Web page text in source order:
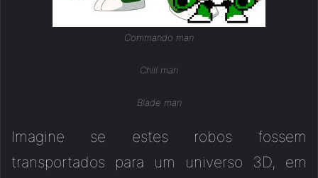
Commando man
Chill man
Blade man
Imagine se estes robos fossem
transportados para um universo 3D, em